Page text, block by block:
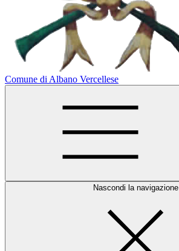
Comune di Albano Vercellese
Nascondi la navigazione